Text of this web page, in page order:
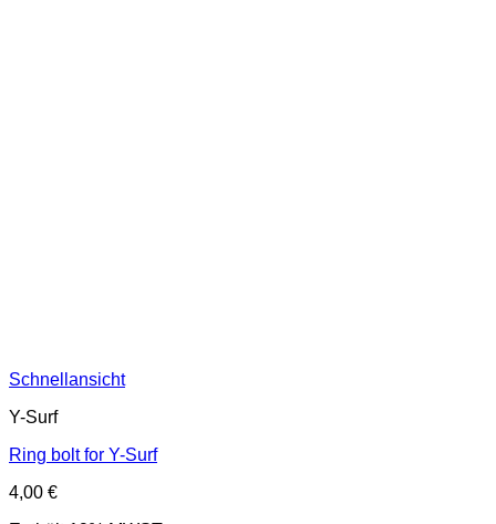
Schnellansicht
Y-Surf
Ring bolt for Y-Surf
4,00 €